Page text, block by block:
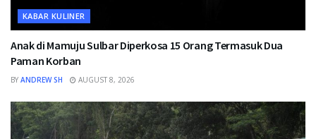
KABAR KULINER
Anak di Mamuju Sulbar Diperkosa 15 Orang Termasuk Dua
Paman Korban
BY ANDREW SH AUGUST 8, 2026